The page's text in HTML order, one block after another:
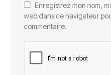
Enregistrez mon nom,
web dans ce navigateur
commentaire.